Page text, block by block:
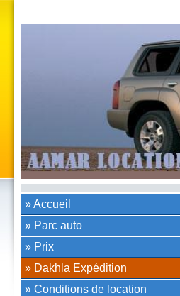
» Accueil
» Parc auto
» Prix
» Dakhla Expédition
» Conditions de location